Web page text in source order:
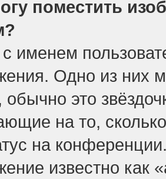
поместить
именем
Одно из них
это
на то,
на
известно как